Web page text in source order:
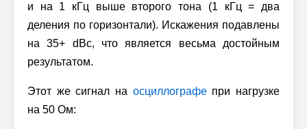
и на 1 кГц выше второго тона (1 кГц = два
деления по горизонтали). Искажения подавлены
на 35+ dBc, что является весьма достойным
результатом.
Этот же сигнал на осциллографепри нагрузке
на 50 Ом: